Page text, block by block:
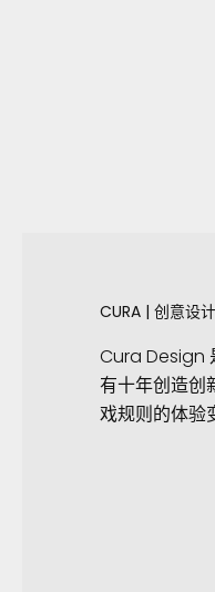
CURA | 创意设
Cura Design
有十年创造创
戏规则的体验